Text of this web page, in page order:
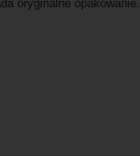
oryginalne opakowanie.